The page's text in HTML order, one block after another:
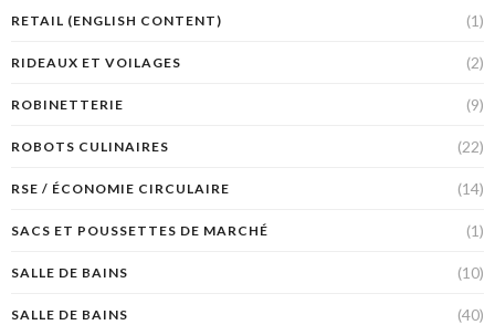
RETAIL (ENGLISH CONTENT) (1)
RIDEAUX ET VOILAGES (2)
ROBINETTERIE (9)
ROBOTS CULINAIRES (22)
RSE / ÉCONOMIE CIRCULAIRE (14)
SACS ET POUSSETTES DE MARCHÉ (1)
SALLE DE BAINS (10)
SALLE DE BAINS (40)